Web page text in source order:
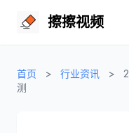
擦擦视频
首页 > 行业资讯 >
测